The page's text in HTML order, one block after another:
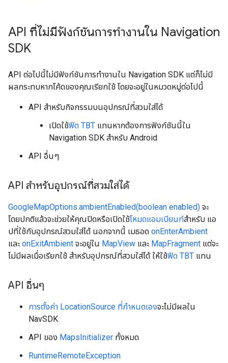
API ที่ไม่มีฟังก์ชันการทำงานใน Navigation
SDK
API ต่อไปนี้ไม่มีฟังก์ชันการทำงานใน Navigation SDK แต่ก็ไม่มี
ผลกระทบหากโค้ดของคุณเรียกใช้ โดยจะอยู่ในหมวดหมู่ต่อไปนี้
API สำหรับกิจกรรมบนอุปกรณ์ที่สวมใส่ได้
เปิดใช้ฟีด TBT แทนหากต้องการฟังก์ชันนี้ใน
Navigation SDK สำหรับ Android
API อื่นๆ
API สำหรับอุปกรณ์ที่สวมใส่ได้
GoogleMapOptions.ambientEnabled(boolean enabled) จะ
โดยปกติแล้วจะช่วยให้คุณปิดหรือเปิดใช้โหมดแอมเบียนท์สำหรับ แอ
ปที่ใช้กับอุปกรณ์สวมใส่ได้ นอกจากนี้ เมธอด onEnterAmbient
และonExitAmbient จะอยู่ใน MapView และ MapFragment แต่จะ
ไม่มีผลเมื่อเรียกใช้ สำหรับอุปกรณ์ที่สวมใส่ได้ ให้ใช้ฟีด TBT แทน
API อื่นๆ
การตั้งค่า LocationSource ที่กำหนดเองจะไม่มีผลใน
NavSDK
API ของ MapsInitializer ทั้งหมด
RuntimeRemoteException